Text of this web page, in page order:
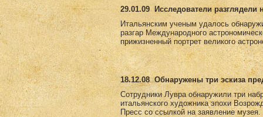
29.01.09
Исследователи
Итальянским ученым удалось
разгар Международного
прижизненный портрет великого
18.12.08 Обнаружены три эскиза
Сотрудники Лувра обнаружили три
итальянского художника эпохи
Пресс со ссылкой на заявление музея.